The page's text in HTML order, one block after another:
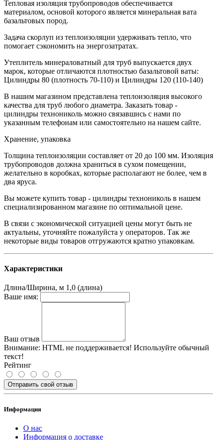
Тепловая изоляция трубопроводов обеспечивается
материалом, основой которого является минеральная вата
базальтовых пород.
Задача скорлуп из теплоизоляции удерживать тепло, что
помогает сэкономить на энергозатратах.
Утеплитель минераловатный для труб выпускается двух
марок, которые отличаются плотностью базальтовой ваты:
Цилиндры 80 (плотность 70-110) и Цилиндры 120 (110-140)
В нашим магазином представлена теплоизоляция высокого
качества для труб любого диаметра. Заказать товар -
цилиндры технониколь можно связавшись с нами по
указанным телефонам или самостоятельно на нашем сайте.
Хранение, упаковка
Толщина теплоизоляции составляет от 20 до 100 мм. Изоляция
трубопроводов должна храниться в сухом помещении,
желательно в коробках, которые располагают не более, чем в
два яруса.
Вы можете купить товар - цилиндры технониколь в нашем
специализированном магазине по оптимальной цене.
В связи с экономической ситуацией цены могут быть не
актуальны, уточняйте пожалуйста у операторов. Так же
некоторые виды товаров отгружаются кратно упаковкам.
Характеристики
Длина/Ширина, м 1,0 (длина)
Ваше имя:
Ваш отзыв
Внимание: HTML не поддерживается! Используйте обычный
текст!
Рейтинг
Отправить свой отзыв
Информация
О нас
Информация о доставке